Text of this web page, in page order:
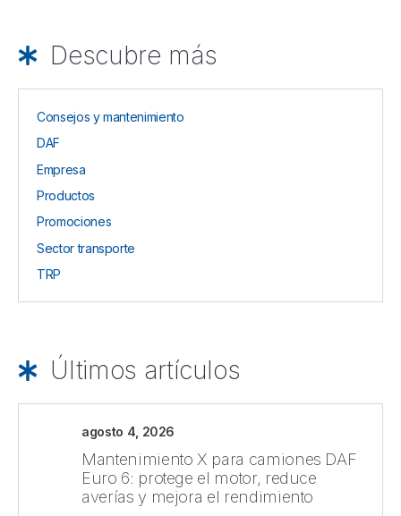
Descubre más
Consejos y mantenimiento
DAF
Empresa
Productos
Promociones
Sector transporte
TRP
Últimos artículos
agosto 4, 2026
Mantenimiento X para camiones DAF
Euro 6: protege el motor, reduce
averías y mejora el rendimiento